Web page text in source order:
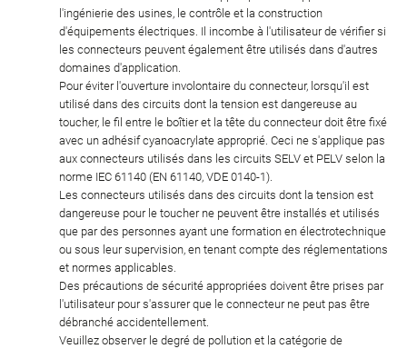
l'ingénierie des usines, le contrôle et la construction
d'équipements électriques. Il incombe à l'utilisateur de vérifier si
les connecteurs peuvent également être utilisés dans d'autres
domaines d'application.
Pour éviter l'ouverture involontaire du connecteur, lorsqu'il est
utilisé dans des circuits dont la tension est dangereuse au
toucher, le fil entre le boîtier et la tête du connecteur doit être fixé
avec un adhésif cyanoacrylate approprié. Ceci ne s'applique pas
aux connecteurs utilisés dans les circuits SELV et PELV selon la
norme IEC 61140 (EN 61140, VDE 0140-1).
Les connecteurs utilisés dans des circuits dont la tension est
dangereuse pour le toucher ne peuvent être installés et utilisés
que par des personnes ayant une formation en électrotechnique
ou sous leur supervision, en tenant compte des réglementations
et normes applicables.
Des précautions de sécurité appropriées doivent être prises par
l'utilisateur pour s'assurer que le connecteur ne peut pas être
débranché accidentellement.
Veuillez observer le degré de pollution et la catégorie de